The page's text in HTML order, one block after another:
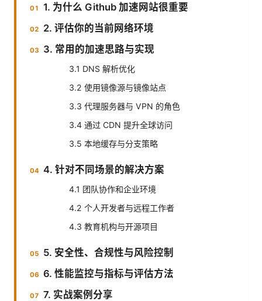
1. 为什么 Github 加速网站很重要
2. 评估你的当前网络环境
3. 常用的加速思路与实现
3.1 DNS 解析优化
3.2 使用镜像源与镜像站点
3.3 代理服务器与 VPN 的角色
3.4 通过 CDN 提升全球访问
3.5 本地缓存与分支策略
4. 针对不同场景的解决方案
4.1 团队协作和企业环境
4.2 个人开发者与远程工作者
4.3 教育机构与开源项目
5. 安全性、合规性与风险控制
6. 性能监控与指标与评估方法
7. 实战案例分享